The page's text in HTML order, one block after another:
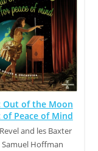
Out of the Moon
of Peace of Mind
and les Baxter
Samuel Hoffman